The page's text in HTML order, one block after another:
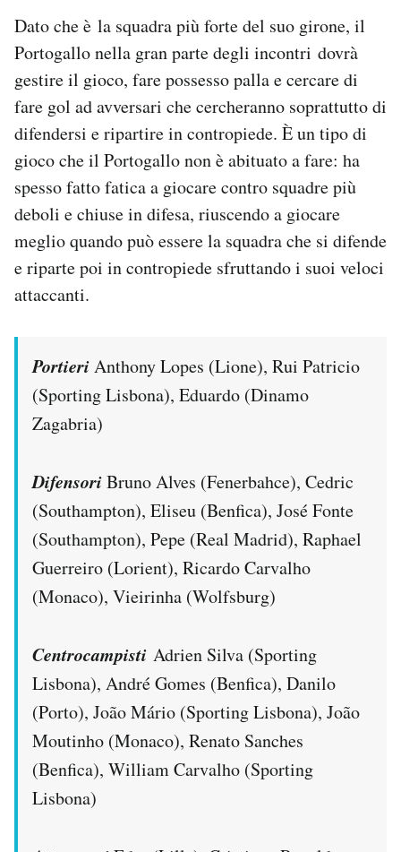
Dato che è la squadra più forte del suo girone, il
Portogallo nella gran parte degli incontri dovrà
gestire il gioco, fare possesso palla e cercare di
fare gol ad avversari che cercheranno soprattutto di
difendersi e ripartire in contropiede. È un tipo di
gioco che il Portogallo non è abituato a fare: ha
spesso fatto fatica a giocare contro squadre più
deboli e chiuse in difesa, riuscendo a giocare
meglio quando può essere la squadra che si difende
e riparte poi in contropiede sfruttando i suoi veloci
attaccanti.
PortieriAnthony Lopes (Lione), Rui Patricio
(Sporting Lisbona), Eduardo (Dinamo
Zagabria)
DifensoriBruno Alves (Fenerbahce), Cedric
(Southampton), Eliseu (Benfica), José Fonte
(Southampton), Pepe (Real Madrid), Raphael
Guerreiro (Lorient), Ricardo Carvalho
(Monaco), Vieirinha (Wolfsburg)
Centrocampisti Adrien Silva (Sporting
Lisbona), André Gomes (Benfica), Danilo
(Porto), João Mário (Sporting Lisbona), João
Moutinho (Monaco), Renato Sanches
(Benfica), William Carvalho (Sporting
Lisbona)